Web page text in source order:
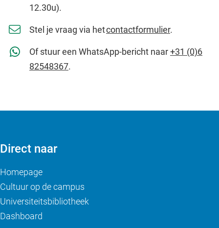
12.30u).
Stel je vraag via hetcontactformulier.
Of stuur een WhatsApp-bericht naar+31 (0)6
82548367.
Direct naar
Homepage
Cultuur op de campus
Universiteitsbibliotheek
Dashboard